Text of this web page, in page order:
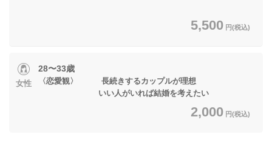
5,500 円(税込)
女性
28〜33歳
〈恋愛観〉 長続きするカップルが理想
いい人がいれば結婚を考えたい
2,000 円(税込)